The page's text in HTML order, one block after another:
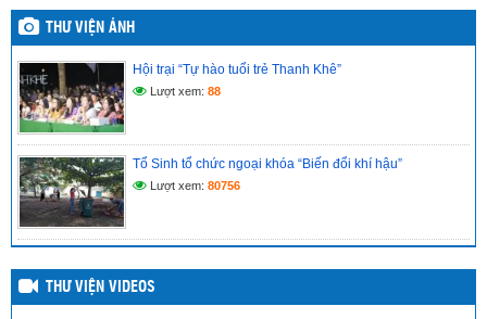
ĐỀ CƯƠNG ÔN TẬP MÔN TOÁN LỚP 12 CUỐI KỲ 1 NĂM
(10/12/2025)
ĐỀ CƯƠNG ÔN TẬP MÔN TOÁN LỚP 11 CUỐI KỲ 1 NĂM
HỌC 2025-2026
ĐỀ CƯƠNG ÔN TẬP MÔN TOÁN LỚP 10 CUỐI KỲ 1 NĂM
HỌC 2025-2026
(10/12/2025)
THƯ VIỆN ẢNH
Hội trại “Tự hào tuổi trẻ Thanh Khê”
Lượt xem: 88
Tổ Sinh tổ chức ngoại khóa “Biến đổi khí hậu”
Lượt xem: 80756
THƯ VIỆN VIDEOS